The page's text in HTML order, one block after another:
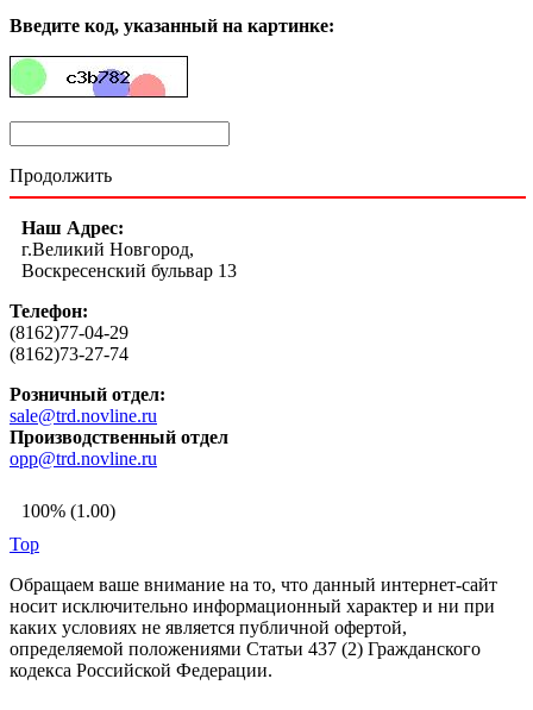
Введите код, указанный на картинке:
Продолжить
Наш Адрес:
г.Великий Новгород,
Воскресенский бульвар 13
Телефон:
(8162)77-04-29
(8162)73-27-74
Розничный отдел:
sale@trd.novline.ru
Производственный отдел
opp@trd.novline.ru
100% (1.00)
Top
Обращаем ваше внимание на то, что данный интернет-сайт
носит исключительно информационный характер и ни при
каких условиях не является публичной офертой,
определяемой положениями Статьи 437 (2) Гражданского
кодекса Российской Федерации.